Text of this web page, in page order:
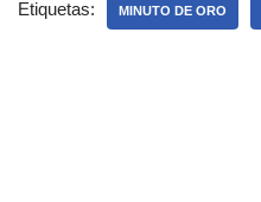
Etiquetas: MINUTO DE ORO